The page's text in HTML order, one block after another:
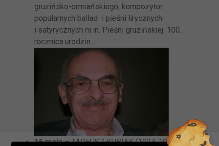
gruzińsko-ormiańskiego, kompozytor
popularnych ballad i pieśni lirycznych
i satyrycznych m.in. Pieśni gruzińskiej. 100.
rocznica urodzin
16 maja– TADEUSZ KUBIAK (1924-1979), poeta,